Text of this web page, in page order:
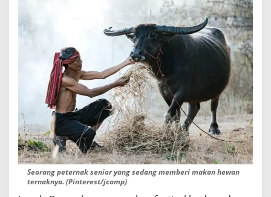
Seorang peternak senior yang sedang memberi makan hewan
ternaknya. (Pinterest/jcomp)